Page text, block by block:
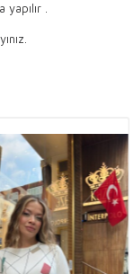
.
Kaliteli
hem günlük
Toptan
vazgeçilmez
ve konfor, kadınların